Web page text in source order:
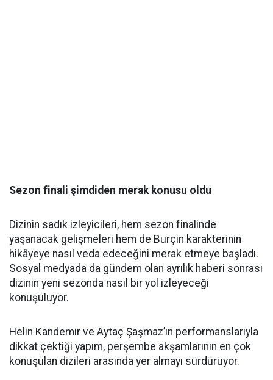
Sezon finali şimdiden merak konusu oldu
Dizinin sadık izleyicileri, hem sezon finalinde
yaşanacak gelişmeleri hem de Burçin karakterinin
hikâyeye nasıl veda edeceğini merak etmeye başladı.
Sosyal medyada da gündem olan ayrılık haberi sonrası
dizinin yeni sezonda nasıl bir yol izleyeceği
konuşuluyor.
Helin Kandemir ve Aytaç Şaşmaz’ın performanslarıyla
dikkat çektiği yapım, perşembe akşamlarının en çok
konuşulan dizileri arasında yer almayı sürdürüyor.